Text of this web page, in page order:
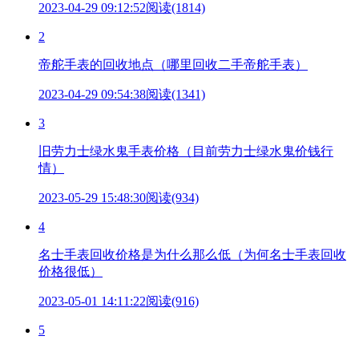
2023-04-29 09:12:52阅读(1814)
2
帝舵手表的回收地点（哪里回收二手帝舵手表）
2023-04-29 09:54:38阅读(1341)
3
旧劳力士绿水鬼手表价格（目前劳力士绿水鬼价钱行
情）
2023-05-29 15:48:30阅读(934)
4
名士手表回收价格是为什么那么低（为何名士手表回收
价格很低）
2023-05-01 14:11:22阅读(916)
5